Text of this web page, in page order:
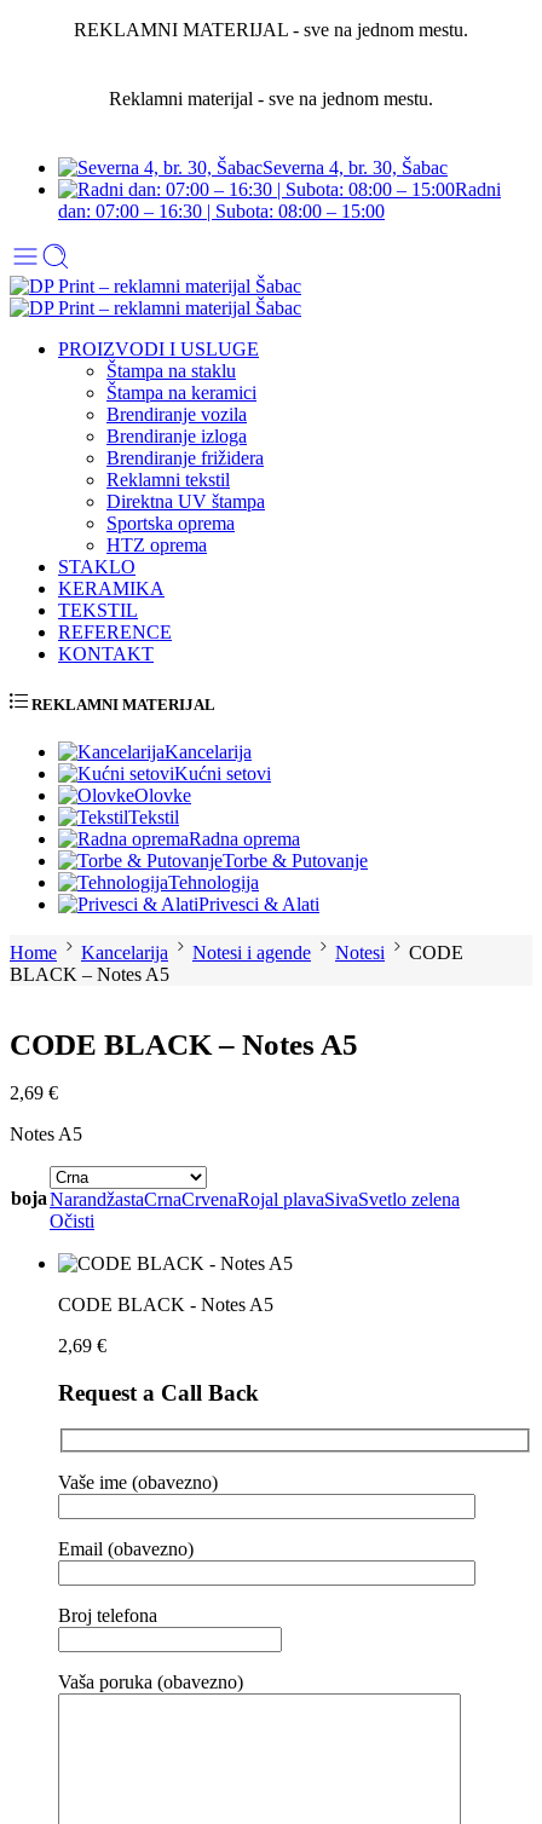
REKLAMNI MATERIJAL - sve na jednom mestu.
Reklamni materijal - sve na jednom mestu.
Severna 4, br. 30, Šabac
Radni
dan: 07:00 – 16:30 | Subota: 08:00 – 15:00
PROIZVODI I USLUGE
Štampa na staklu
Štampa na keramici
Brendiranje vozila
Brendiranje izloga
Brendiranje frižidera
Reklamni tekstil
Direktna UV štampa
Sportska oprema
HTZ oprema
STAKLO
KERAMIKA
TEKSTIL
REFERENCE
KONTAKT
REKLAMNI MATERIJAL
Kancelarija
Kućni setovi
Olovke
Tekstil
Radna oprema
Torbe & Putovanje
Tehnologija
Privesci & Alati
Home Kancelarija Notesi i agende Notesi
CODE
BLACK – Notes A5
CODE BLACK – Notes A5
2,69 €
Notes A5
bojaNarandžastaCrnaCrvenaRojal plavaSivaSvetlo zelena
Očisti
CODE BLACK - Notes A5
2,69 €
Request a Call Back
Vaše ime (obavezno)
Email (obavezno)
Broj telefona
Vaša poruka (obavezno)